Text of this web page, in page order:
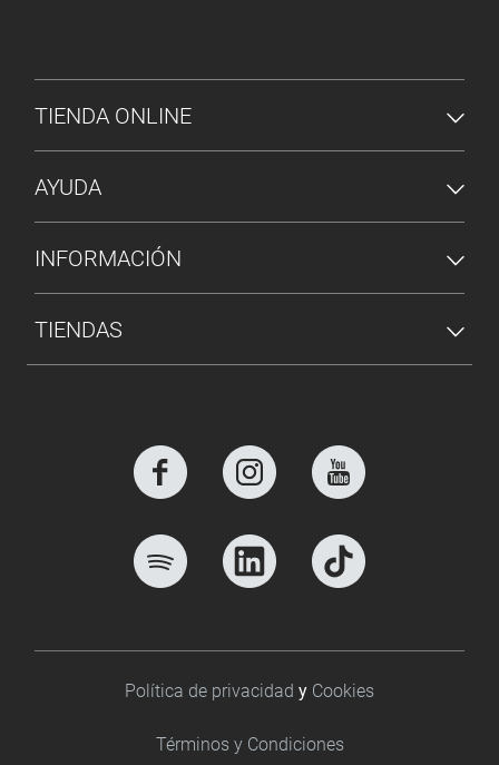
MENÚ DE PIE DE PÁGINA
TIENDA ONLINE
AYUDA
INFORMACIÓN
TIENDAS
Footer bottomPolítica de privacidad y Cookies
Términos y Condiciones